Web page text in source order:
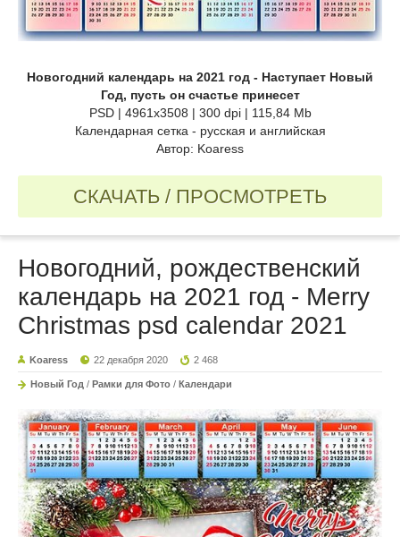
Новогодний календарь на 2021 год - Наступает Новый
Год, пусть он счастье принесет
PSD | 4961x3508 | 300 dpi | 115,84 Mb
Календарная сетка - русская и английская
Автор: Koaress
СКАЧАТЬ / ПРОСМОТРЕТЬ
Новогодний, рождественский
календарь на 2021 год - Merry
Christmas psd calendar 2021
Koaress 22 декабря 2020 2 468
Новый Год / Рамки для Фото / Календари